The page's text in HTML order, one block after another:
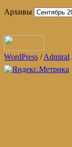
Архивы
WordPress /Admiral